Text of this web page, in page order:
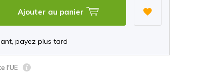
Ajouter au panier
payez plus tard
l'UE